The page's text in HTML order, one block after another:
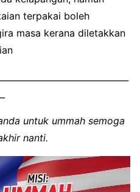
terpakai boleh
masa kerana diletakkan
untuk ummah semoga
nanti.